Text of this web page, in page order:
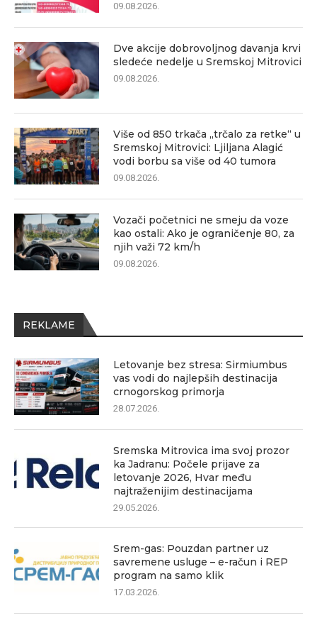
09.08.2026.
Dve akcije dobrovoljnog davanja krvi
sledeće nedelje u Sremskoj Mitrovici
09.08.2026.
Više od 850 trkača „trčalo za retke“ u
Sremskoj Mitrovici: Ljiljana Alagić
vodi borbu sa više od 40 tumora
09.08.2026.
Vozači početnici ne smeju da voze
kao ostali: Ako je ograničenje 80, za
njih važi 72 km/h
09.08.2026.
REKLAME
Letovanje bez stresa: Sirmiumbus
vas vodi do najlepših destinacija
crnogorskog primorja
28.07.2026.
Sremska Mitrovica ima svoj prozor
ka Jadranu: Počele prijave za
letovanje 2026, Hvar među
najtraženijim destinacijama
29.05.2026.
Srem-gas: Pouzdan partner uz
savremene usluge – e-račun i REP
program na samo klik
17.03.2026.